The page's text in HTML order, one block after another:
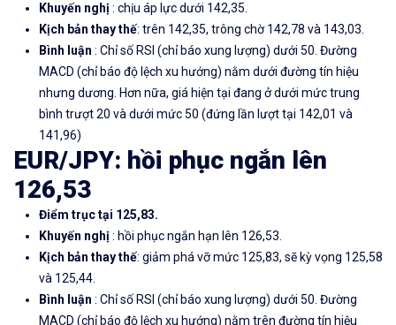
Khuyến nghị : chịu áp lực dưới 142,35.
Kịch bản thay thế: trên 142,35, trông chờ 142,78 và 143,03.
Bình luận : Chỉ số RSI (chỉ báo xung lượng) dưới 50. Đường
MACD (chỉ báo độ lệch xu hướng) nằm dưới đường tín hiệu
nhưng dương. Hơn nữa, giá hiện tại đang ở dưới mức trung
bình trượt 20 và dưới mức 50 (đứng lần lượt tại 142,01 và
141,96)
EUR/JPY: hồi phục ngắn lên
126,53
Điểm trục tại 125,83.
Khuyến nghị : hồi phục ngắn hạn lên 126,53.
Kịch bản thay thế: giảm phá vỡ mức 125,83, sẽ kỳ vọng 125,58
và 125,44.
Bình luận : Chỉ số RSI (chỉ báo xung lượng) dưới 50. Đường
MACD (chỉ báo độ lệch xu hướng) nằm trên đường tín hiệu